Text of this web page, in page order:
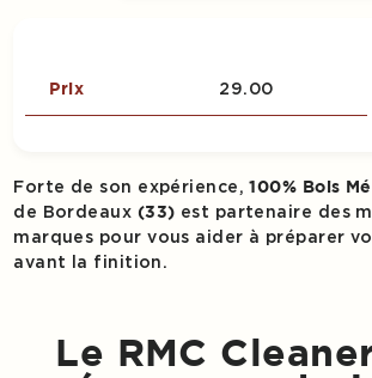
Prix 29.00
Forte de son expérience,100% Bois
de Bordeaux (33) est partenaire des
marques pour vous aider à préparer
avant la finition.
Le RMC